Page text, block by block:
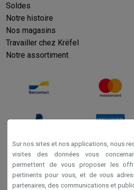
Soldes
Notre histoire
Nos magasins
Travailler chez Krëfel
Notre assortiment
Conditions
Privacy
Sur nos sites et nos applications, nous
visites des données vous
permettent de vous proposer les
pertinents pour vous, et de vous
partenaires, des communications et